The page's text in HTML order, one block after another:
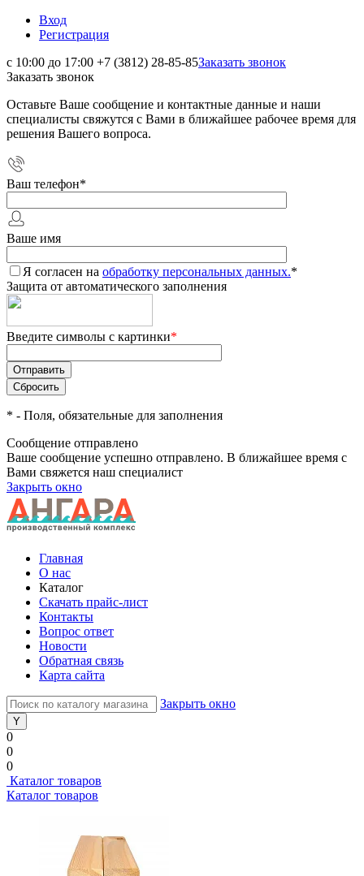
Вход
Регистрация
с 10:00 до 17:00 +7 (3812) 28-85-85Заказать звонок
Заказать звонок
Оставьте Ваше сообщение и контактные данные и наши
специалисты свяжутся с Вами в ближайшее рабочее время для
решения Вашего вопроса.
Ваш телефон*
Ваше имя
Я согласен на обработку персональных данных.*
Защита от автоматического заполнения
Введите символы с картинки*
* - Поля, обязательные для заполнения
Сообщение отправлено
Ваше сообщение успешно отправлено. В ближайшее время с
Вами свяжется наш специалист
Закрыть окно
Главная
О нас
Каталог
Скачать прайс-лист
Контакты
Вопрос ответ
Новости
Обратная связь
Карта сайта
Закрыть окно
0
0
0
Каталог товаров
Каталог товаров